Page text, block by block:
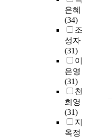
은혜
(34)
조
성자
(31)
이
은영
(31)
천
희영
(31)
지
옥정